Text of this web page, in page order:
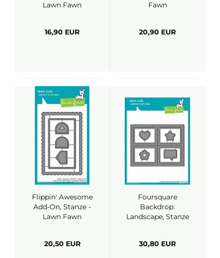
Lawn Fawn
16,90 EUR
Fawn
20,90 EUR
Flippin' Awesome
Add-On, Stanze -
Lawn Fawn
20,50 EUR
Foursquare
Backdrop:
Landscape, Stanze
30,80 EUR